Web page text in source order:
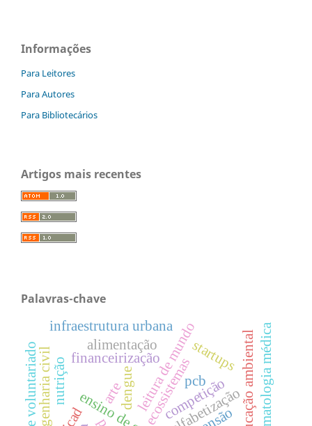
Informações
Para Leitores
Para Autores
Para Bibliotecários
Artigos mais recentes
Palavras-chave
alfabetização
leitura de mundo educação ambiental
infraestrutura urbana
dengue climatologia médica
ecossistemas
financeirização startups
nutrição
alimentação
competição
engenharia civil pcb
arte